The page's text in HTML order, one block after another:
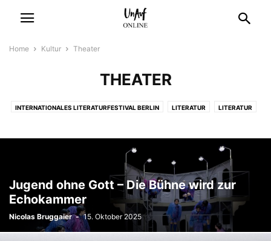
Home Kultur Theater
THEATER
INTERNATIONALES LITERATURFESTIVAL BERLIN LITERATUR LITERATUR
Jugend ohne Gott – Die Bühne wird zur
Echokammer
Nicolas Bruggaier - 15. Oktober 2025